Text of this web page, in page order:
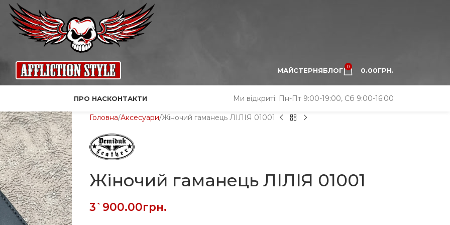
МАЙСТЕРНЯБЛОГ 0 0.00ГРН.
ПРО НАСКОНТАКТИ Ми відкриті: Пн-Пт 9:00-19:00, Сб 9:00-16:00
Головна Аксесуари Жіночий гаманець ЛІЛІЯ 01001
Жіночий гаманець ЛІЛІЯ 01001
3`900.00грн.